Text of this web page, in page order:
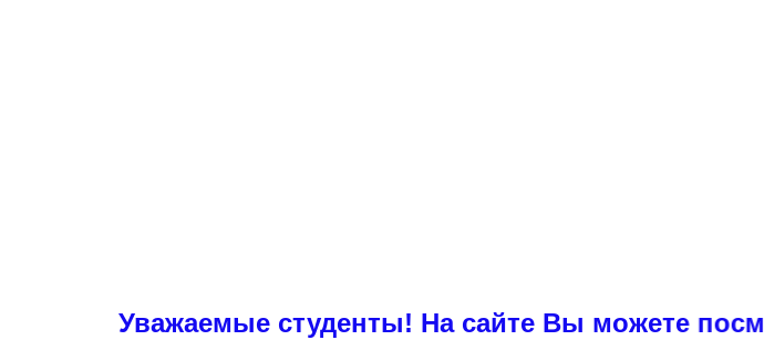
Уважаемые студенты! На сайте Вы можете посмотреть